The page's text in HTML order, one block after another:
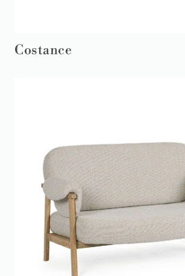
Costance